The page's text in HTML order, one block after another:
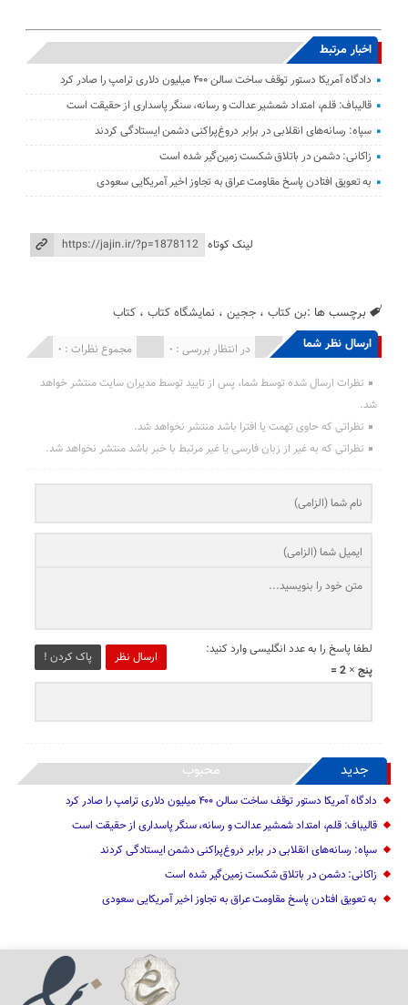
اخبار مرتبط
دادگاه آمریکا دستور توقف ساخت سالن ۴۰۰ میلیون دلاری ترامپ را صادر کرد
قالیباف: قلم، امتداد شمشیر عدالت و رسانه، سنگر پاسداری از حقیقت است
سپاه: رسانه‌های انقلابی در برابر دروغ‌پراکنی دشمن ایستادگی کردند
زاکانی: دشمن در باتلاق شکست زمین‌گیر شده است
به تعویق افتادن پاسخ مقاومت عراق به تجاوز اخیر آمریکایی سعودی
لینک کوتاه
برچسب ها :بن کتاب ،ججین ، نمایشگاه کتاب ،کتاب
ارسال نظر شما مجموع نظرات : 0 در انتظار بررسی : 0 انتشار یافته : 0
نظرات ارسال شده توسط شما، پس از تایید توسط مدیران سایت منتشر خواهد
شد.
نظراتی که حاوی تهمت یا افترا باشد منتشر نخواهد شد.
نظراتی که به غیر از زبان فارسی یا غیر مرتبط با خبر باشد منتشر نخواهد شد.
ارسال نظر پاک کردن !
لطفا پاسخ را به عدد انگلیسی وارد کنید:
پنج × 2 =
جدید محبوب
دادگاه آمریکا دستور توقف ساخت سالن ۴۰۰ میلیون دلاری ترامپ را صادر کرد
قالیباف: قلم، امتداد شمشیر عدالت و رسانه، سنگر پاسداری از حقیقت است
سپاه: رسانه‌های انقلابی در برابر دروغ‌پراکنی دشمن ایستادگی کردند
زاکانی: دشمن در باتلاق شکست زمین‌گیر شده است
به تعویق افتادن پاسخ مقاومت عراق به تجاوز اخیر آمریکایی سعودی